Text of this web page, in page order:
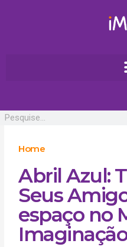
Home
Abril Azul:
Seus
espaço no